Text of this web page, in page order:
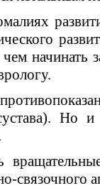
начинать
Но
связочного